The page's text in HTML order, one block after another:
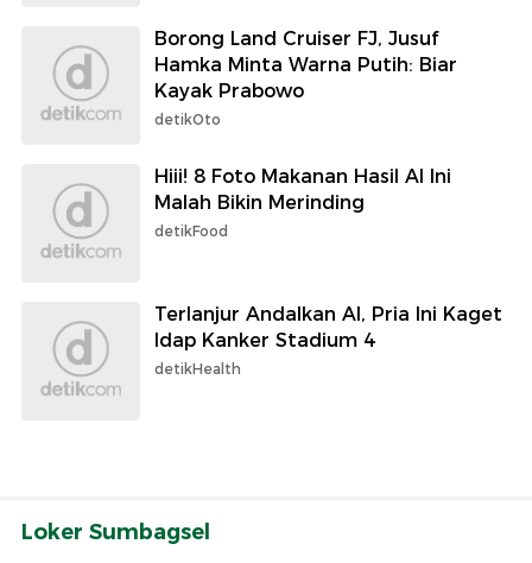
Borong Land Cruiser FJ, Jusuf
Hamka Minta Warna Putih: Biar
Kayak Prabowo
detikOto
Hiii! 8 Foto Makanan Hasil AI Ini
Malah Bikin Merinding
detikFood
Terlanjur Andalkan AI, Pria Ini Kaget
Idap Kanker Stadium 4
detikHealth
Loker Sumbagsel